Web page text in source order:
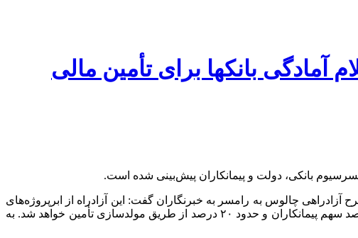
بانکها برای تأمین مالی
بانکی، دولت و پیمانکاران پیش‌بینی شده است.
آزادراهی چالوس به رامسر به خبرنگاران گفت: این آزادراه از ابرپروژه‌های
کشور به حساب می‌آید. اکنون بانک‌ها برای تشکیل یک کنسرسیوم اعلام آمادگی کرده‌اند؛ به‌طوری که ۴۰ درصد سهم دولت، ۲۰ درصد سهم پیمانکاران و حدود ۲۰ درصد از طریق مولدسازی تأمین خواهد شد. به